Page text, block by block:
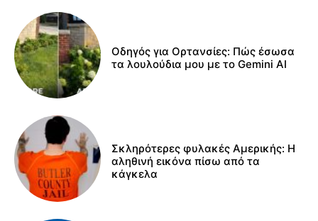
Οδηγός για Ορτανσίες: Πώς έσωσα
τα λουλούδια μου με το Gemini AI
Σκληρότερες φυλακές Αμερικής: Η
αληθινή εικόνα πίσω από τα
κάγκελα